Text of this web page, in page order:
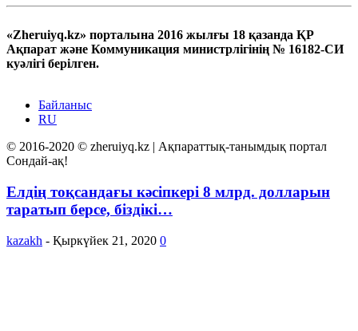
«Zheruiyq.kz» порталына 2016 жылғы 18 қазанда ҚР
Ақпарат және Коммуникация министрлігінің № 16182-СИ
куәлігі берілген.
Байланыс
RU
© 2016-2020 © zheruiyq.kz | Ақпараттық-танымдық портал
Сондай-ақ!
Елдің тоқсандағы кәсіпкері 8 млрд. долларын
таратып берсе, біздікі…
kazakh - Қыркүйек 21, 2020 0